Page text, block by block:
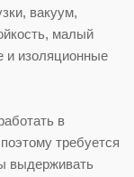
вакуум,
малый
и изоляционные
в
требуется
выдерживать